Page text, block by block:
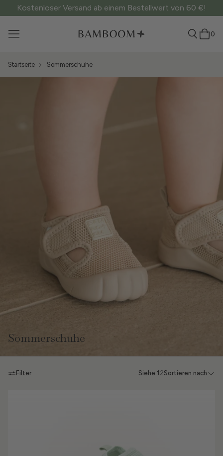
Kostenloser Versand ab einem Bestellwert von 60 €!
0
Startseite Sommerschuhe
Sommerschuhe
Filter Siehe:1 2Sortieren nach